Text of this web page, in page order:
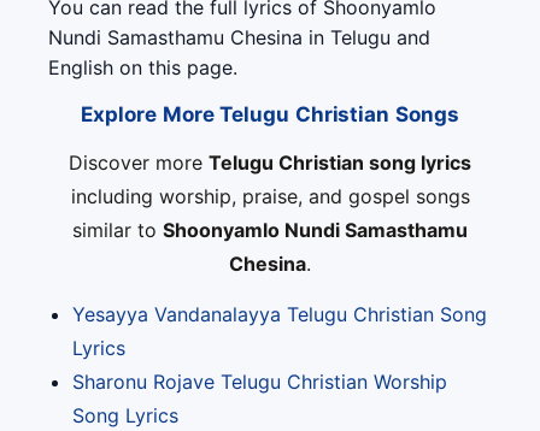
You can read the full lyrics of Shoonyamlo
Nundi Samasthamu Chesina in Telugu and
English on this page.
Explore More Telugu Christian Songs
Discover more Telugu Christian song lyrics
including worship, praise, and gospel songs
similar to Shoonyamlo Nundi Samasthamu
Chesina.
Yesayya Vandanalayya Telugu Christian Song
Lyrics
Sharonu Rojave Telugu Christian Worship
Song Lyrics